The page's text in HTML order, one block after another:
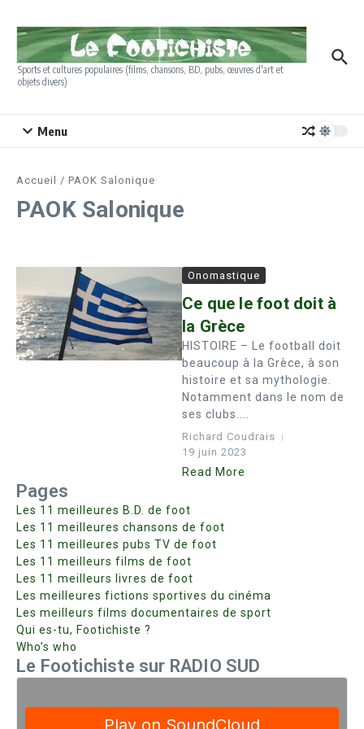
Sports et cultures populaires (films, chansons, BD, pubs, œuvres d'art et
objets divers)
Menu
Accueil / PAOK Salonique
PAOK Salonique
Onomastique
Ce que le foot doit à
la Grèce
HISTOIRE – Le football doit
beaucoup à la Grèce, à son
histoire et sa mythologie.
Notamment dans le nom de
ses clubs....
Richard Coudrais
19 juin 2023
Read More
Pages
Les 11 meilleures B.D. de foot
Les 11 meilleures chansons de foot
Les 11 meilleures pubs TV de foot
Les 11 meilleurs films de foot
Les 11 meilleurs livres de foot
Les meilleures fictions sportives du cinéma
Les meilleurs films documentaires de sport
Qui es-tu, Footichiste ?
Who’s who
Le Footichiste sur RADIO SUD